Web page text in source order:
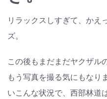
リラックスしすぎて、かえ
ズ。
この後もまだまだヤクザル
もう写真を撮る気にもなり
いこんな状況で、西部林道